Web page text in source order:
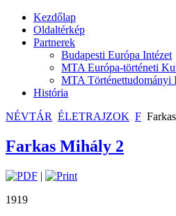
Kezdőlap
Oldaltérkép
Partnerek
Budapesti Európa Intézet
MTA Európa-történeti
MTA Történettudományi
História
NÉVTÁR ÉLETRAJZOK F
Farkas Mihály 2
|
1919